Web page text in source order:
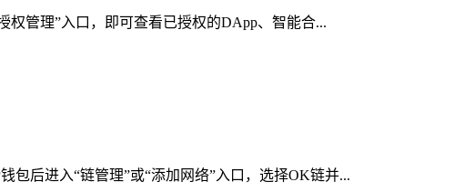
权管理”入口，即可查看已授权的DApp、智能合...
包后进入“链管理”或“添加网络”入口，选择OK链并...